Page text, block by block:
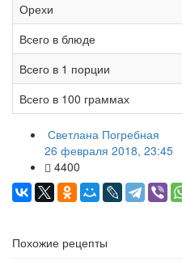
Орехи
Всего в блюде
Всего в 1 порции
Всего в 100 граммах
Светлана Погребная
26 февраля 2018, 23:45
4400
Похожие рецепты